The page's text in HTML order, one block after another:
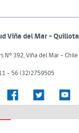
Viña del Mar – Quillota
N° 392, Viña del Mar - Chile
- 56 (32)2759505